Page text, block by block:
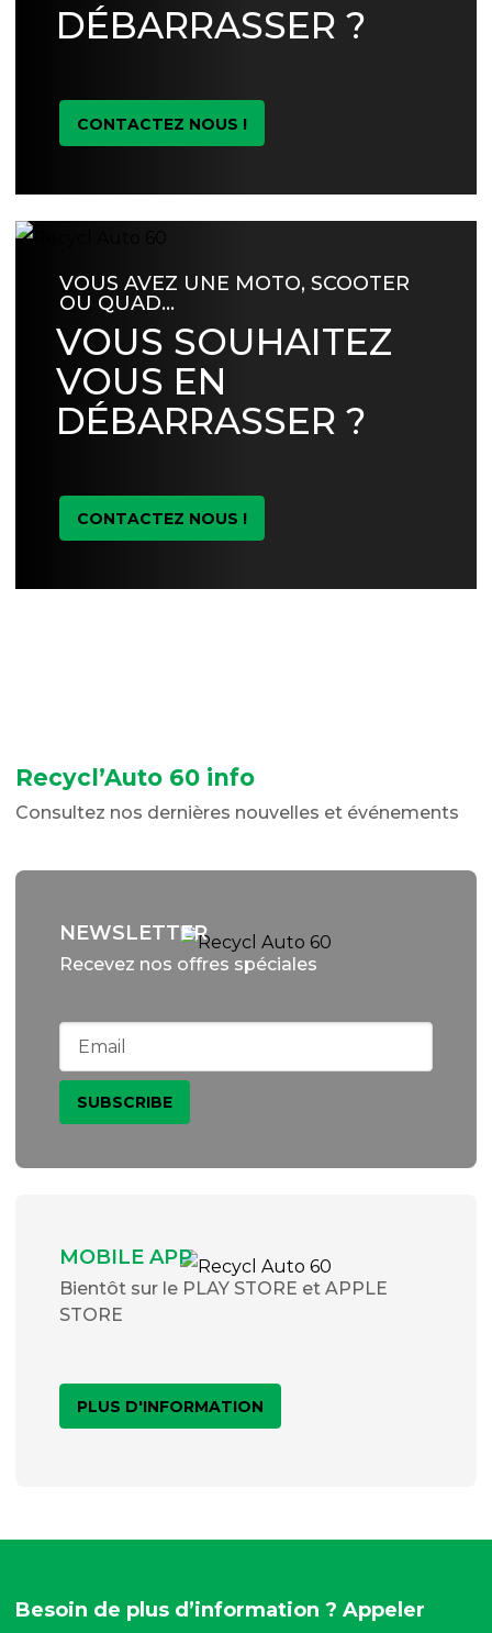
DÉBARRASSER ?
CONTACTEZ NOUS !
VOUS AVEZ UNE MOTO, SCOOTER
OU QUAD…
VOUS SOUHAITEZ
VOUS EN
DÉBARRASSER ?
CONTACTEZ NOUS !
Recycl’Auto 60 info
Consultez nos dernières nouvelles et événements
NEWSLETTER
Recevez nos offres spéciales
MOBILE APP
Bientôt sur le PLAY STORE et APPLE
STORE
PLUS D'INFORMATION
Besoin de plus d’information ? Appeler